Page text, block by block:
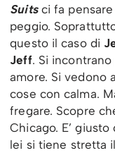
Suits ci fa
peggio.
questo il caso di
Jeff. Si
amore. Si vedono
cose con calma.
fregare. Scopre
Chicago. E’
lei si tiene stretta